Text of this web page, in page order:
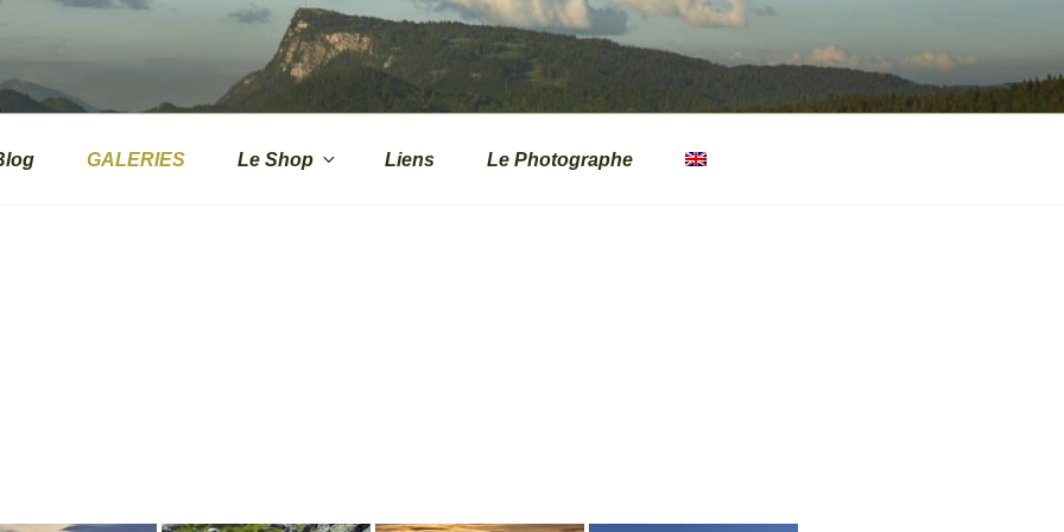
montagne
GALERIES Le Shop Liens Le Photographe